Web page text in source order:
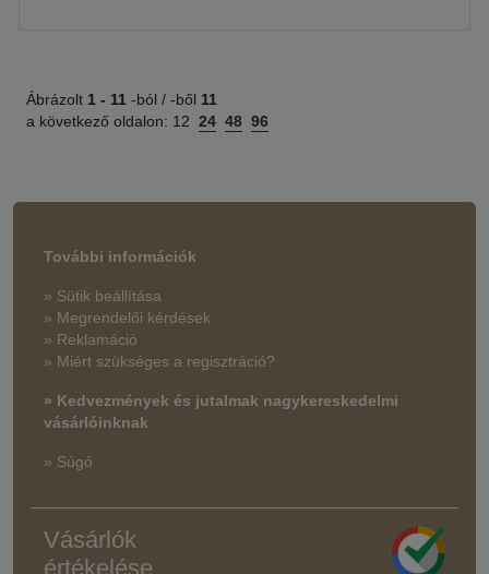
Ábrázolt 1 - 11 -ból / -ből 11
a következő oldalon: 12 24 48 96
További információk
» Sütik beállítása
» Megrendelői kérdések
» Reklamáció
» Miért szükséges a regisztráció?
» Kedvezmények és jutalmak nagykereskedelmi
vásárlóinknak
» Súgó
Vásárlók
értékelése